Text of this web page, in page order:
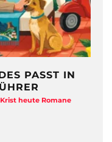
PASST IN
heute Romane